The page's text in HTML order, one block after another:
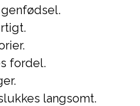
fordel.
langsomt.